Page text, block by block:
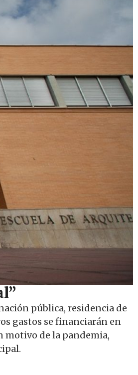
pública, residencia de
gastos se financiarán en
motivo de la pandemia,